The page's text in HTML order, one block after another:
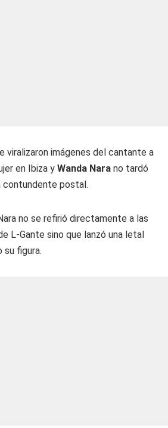
viralizaron imágenes del cantante a
en Ibiza y Wanda Nara no tardó
contundente postal.
no se refirió directamente a las
L-Gante sino que lanzó una letal
su figura.